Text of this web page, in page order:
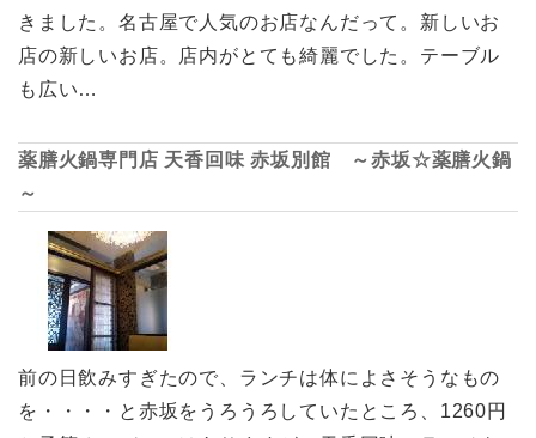
きました。名古屋で人気のお店なんだって。新しいお
店の新しいお店。店内がとても綺麗でした。テーブル
も広い…
薬膳火鍋専門店 天香回味 赤坂別館 ～赤坂☆薬膳火鍋
～
前の日飲みすぎたので、ランチは体によさそうなもの
を・・・・と赤坂をうろうろしていたところ、1260円